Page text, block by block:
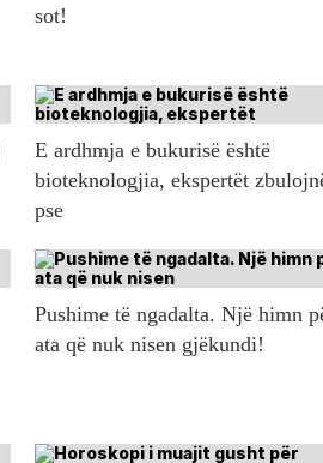
sot!
E ardhmja e bukurisë është
bioteknologjia, ekspertët
pse
Pushime të ngadalta. Një himn
ata që nuk nisen gjëkundi!